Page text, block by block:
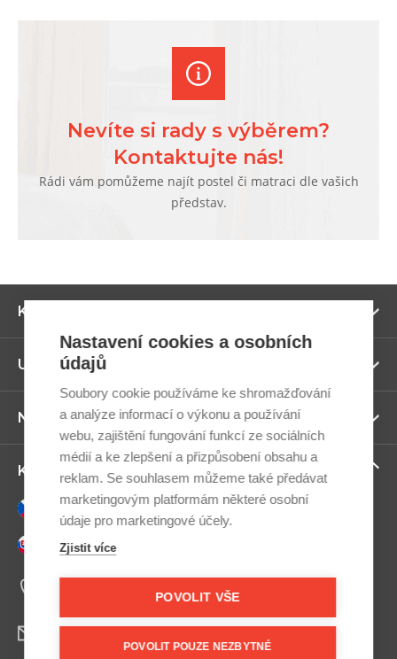
Nevíte si rady s výběrem?
Kontaktujte nás!
Rádi vám pomůžeme najít postel či matraci dle vašich
představ.
Kategorie
Užitečné odkazy
Newsletter
Kontaktujte nás
Česky
Slovensky
+420 607 800 100
Nastavení cookies a osobních
údajů
Soubory cookie používáme ke shromažďování
a analýze informací o výkonu a používání
webu, zajištění fungování funkcí ze sociálních
médií a ke zlepšení a přizpůsobení obsahu a
reklam. Se souhlasem můžeme také předávat
marketingovým platformám některé osobní
údaje pro marketingové účely.
Zjistit více
POVOLIT VŠE
POVOLIT POUZE NEZBYTNÉ